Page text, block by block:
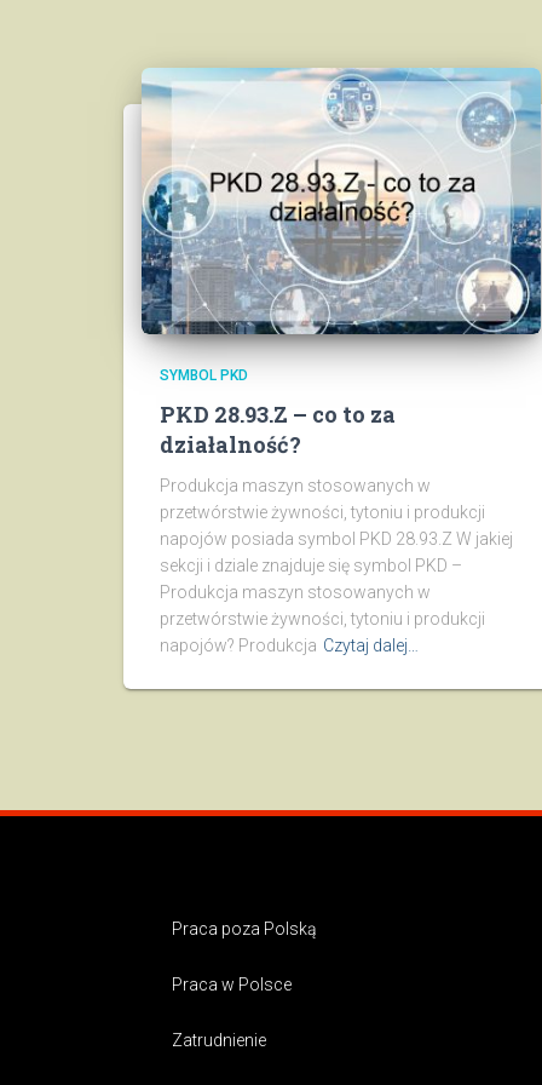
SYMBOL PKD
PKD 28.93.Z – co to za
działalność?
Produkcja maszyn stosowanych w
przetwórstwie żywności, tytoniu i produkcji
napojów posiada symbol PKD 28.93.Z W jakiej
sekcji i dziale znajduje się symbol PKD –
Produkcja maszyn stosowanych w
przetwórstwie żywności, tytoniu i produkcji
napojów? Produkcja Czytaj dalej…
Praca poza Polską
Praca w Polsce
Zatrudnienie